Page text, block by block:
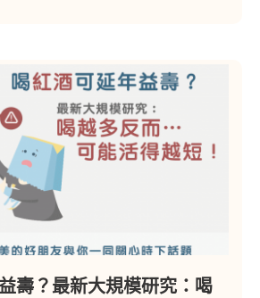
壽？最新大規模研究：喝